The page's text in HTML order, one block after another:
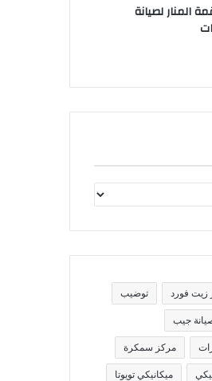
المنار لصيانة
زيت فورد توضيب
جيب
مركز سمكرة
ميكانيكي تويوتا